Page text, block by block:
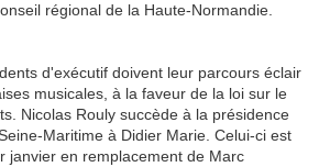
régional de la Haute-Normandie.
d'exécutif doivent leur parcours éclair
musicales, à la faveur de la loi sur le
Nicolas Rouly succède à la présidence
Maritime à Didier Marie. Celui-ci est
janvier en remplacement de Marc